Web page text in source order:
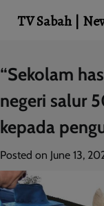
Skip
content
“Sekolam
negeri salur
kepada
Posted on June 13,
TV Sabah |